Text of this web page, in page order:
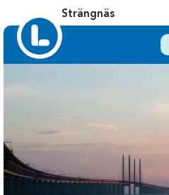
Strängnäs